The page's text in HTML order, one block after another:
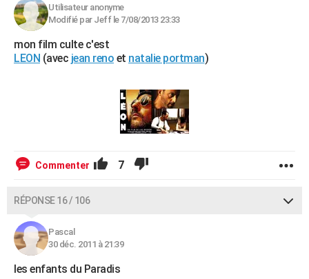
Utilisateur anonyme
Modifié par Jeff le 7/08/2013 23:33
mon film culte c'est
LEON (avec jean reno et natalie portman)
Commenter 7
RÉPONSE 16 / 106
Pascal
30 déc. 2011 à 21:39
les enfants du Paradis